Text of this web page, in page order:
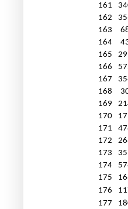
161
162
163
164
165
166
167
168
169
170
171
172
173
174
175
176
177